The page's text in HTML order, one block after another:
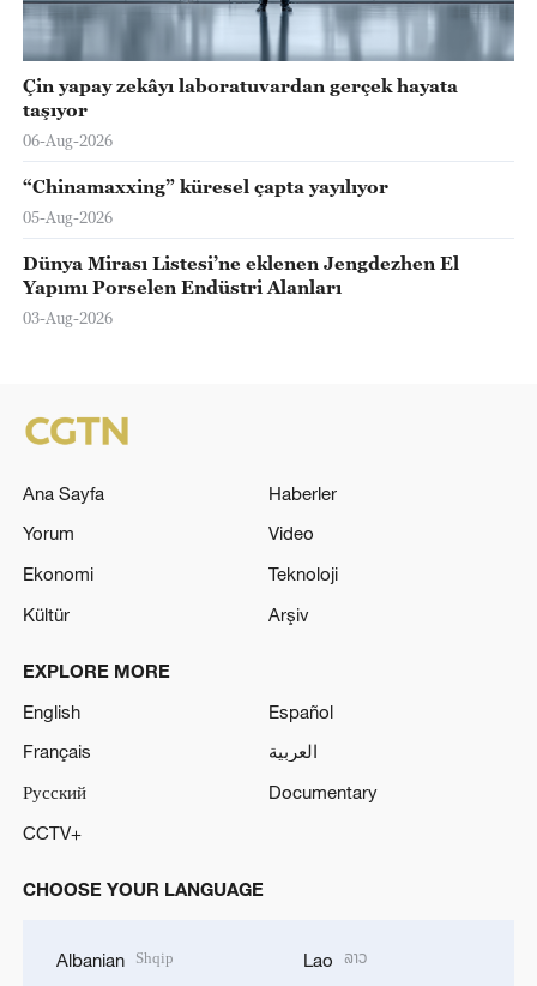
Çin yapay zekâyı laboratuvardan gerçek hayata
taşıyor
06-Aug-2026
“Chinamaxxing” küresel çapta yayılıyor
05-Aug-2026
Dünya Mirası Listesi’ne eklenen Jengdezhen El
Yapımı Porselen Endüstri Alanları
03-Aug-2026
Ana Sayfa
Haberler
Yorum
Video
Ekonomi
Teknoloji
Kültür
Arşiv
EXPLORE MORE
English
Español
Français
العربية
Русский
Documentary
CCTV+
CHOOSE YOUR LANGUAGE
Albanian Shqip Lao ລາວ